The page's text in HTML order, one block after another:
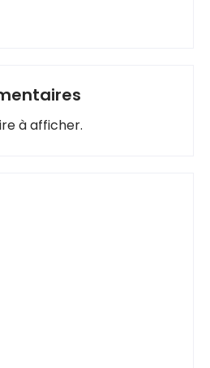
à afficher.